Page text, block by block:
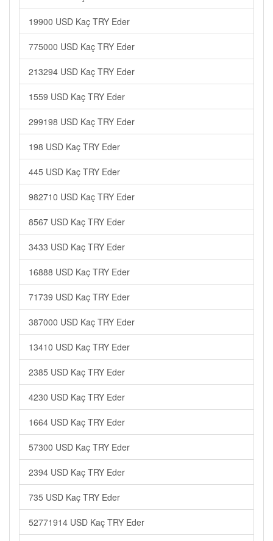
19900 USD Kaç TRY Eder
775000 USD Kaç TRY Eder
213294 USD Kaç TRY Eder
1559 USD Kaç TRY Eder
299198 USD Kaç TRY Eder
198 USD Kaç TRY Eder
445 USD Kaç TRY Eder
982710 USD Kaç TRY Eder
8567 USD Kaç TRY Eder
3433 USD Kaç TRY Eder
16888 USD Kaç TRY Eder
71739 USD Kaç TRY Eder
387000 USD Kaç TRY Eder
13410 USD Kaç TRY Eder
2385 USD Kaç TRY Eder
4230 USD Kaç TRY Eder
1664 USD Kaç TRY Eder
57300 USD Kaç TRY Eder
2394 USD Kaç TRY Eder
735 USD Kaç TRY Eder
52771914 USD Kaç TRY Eder